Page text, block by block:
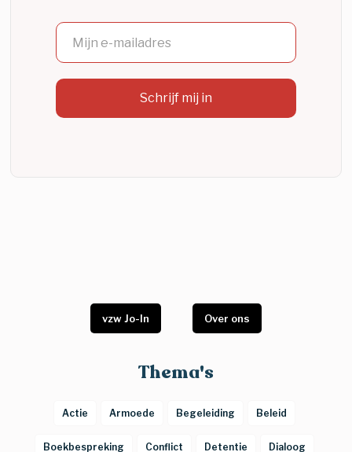
Thema's
Actie Armoede Begeleiding Beleid
Boekbespreking Conflict Detentie Dialoog
vzw Jo-In Over ons